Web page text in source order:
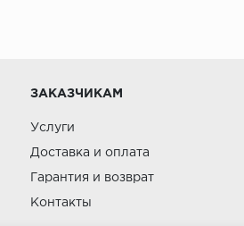
ЗАКАЗЧИКАМ
Услуги
Доставка и оплата
Гарантия и возврат
Контакты